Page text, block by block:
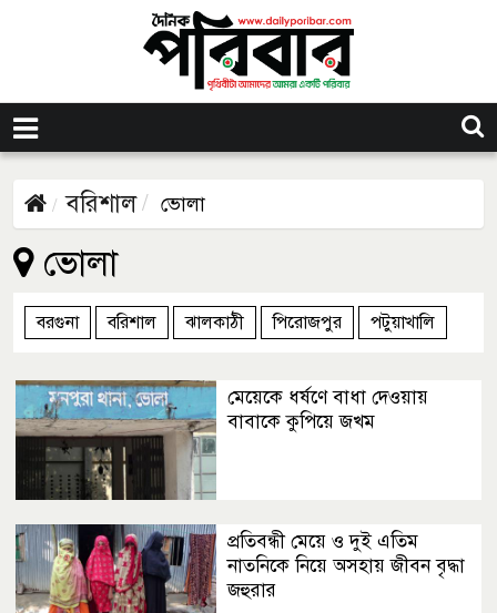
বরিশাল ভোলা
ভোলা
বরগুনা বরিশাল ঝালকাঠী পিরোজপুর পটুয়াখালি
মেয়েকে ধর্ষণে বাধা দেওয়ায়
বাবাকে কুপিয়ে জখম
প্রতিবন্ধী মেয়ে ও দুই এতিম
নাতনিকে নিয়ে অসহায় জীবন বৃদ্ধা
জহুরার